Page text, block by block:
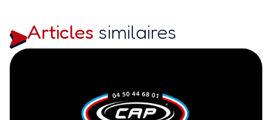
Articles similaires